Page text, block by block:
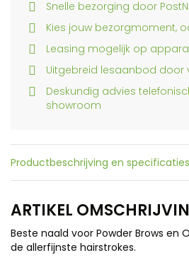
Snelle bezorging door
Kies jouw bezorgmoment,
Leasing mogelijk op
Uitgebreid lesaanbod door
Deskundig advies
showroom
Productbeschrijving en specificaties
ARTIKEL
Beste naald voor Powder Brows en
de allerfijnste hairstrokes.